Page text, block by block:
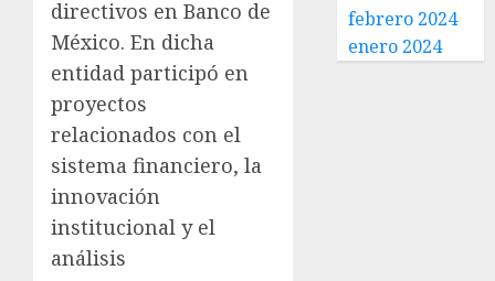
directivos en Banco de
México. En dicha
entidad participó en
proyectos
relacionados con el
sistema financiero, la
innovación
institucional y el
análisis
febrero 2024
enero 2024